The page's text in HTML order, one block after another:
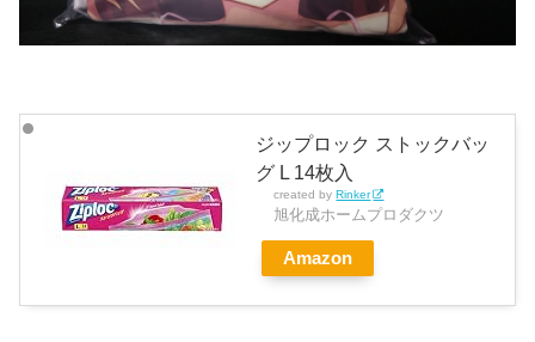
ジップロック ストックバッ
グ L 14枚入
created byRinker
旭化成ホームプロダクツ
Amazon